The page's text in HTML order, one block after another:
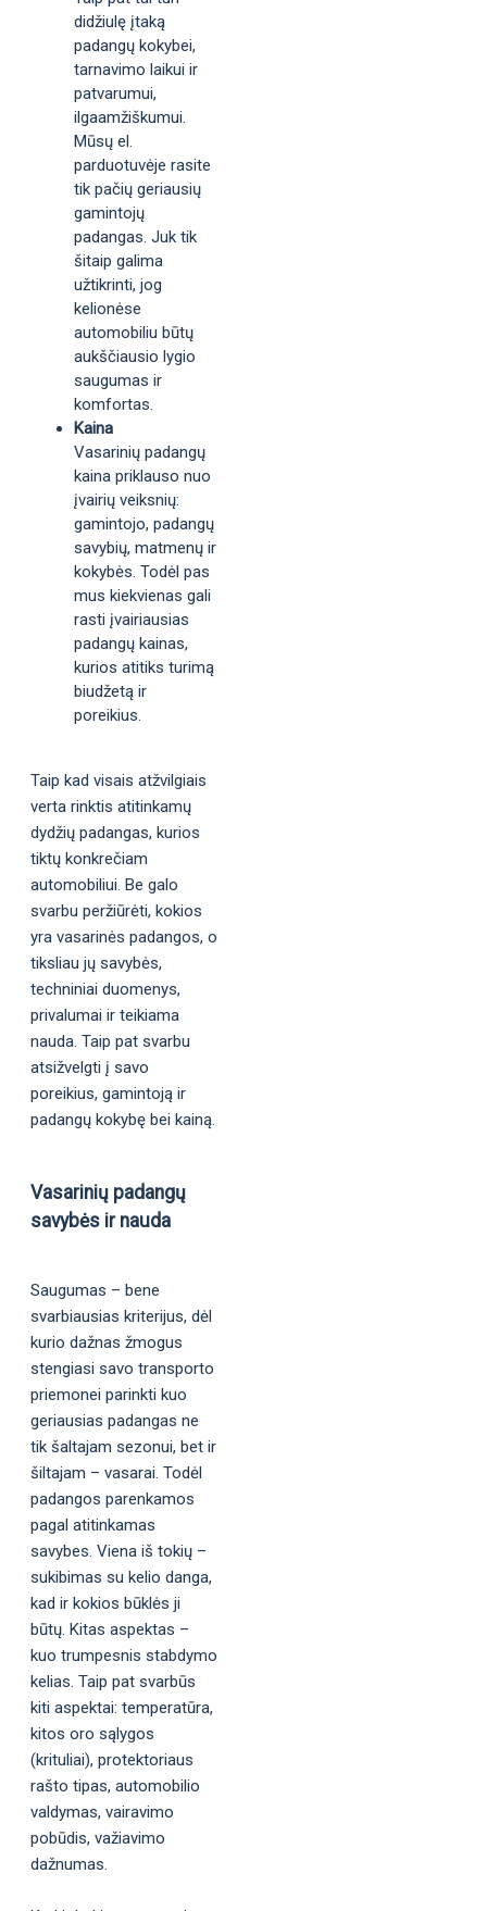
didžiulę įtaką
padangų kokybei,
tarnavimo laikui ir
patvarumui,
ilgaamžiškumui.
Mūsų el.
parduotuvėje rasite
tik pačių geriausių
gamintojų
padangas. Juk tik
šitaip galima
užtikrinti, jog
kelionėse
automobiliu būtų
aukščiausio lygio
saugumas ir
komfortas.
Kaina
Vasarinių padangų
kaina priklauso nuo
įvairių veiksnių:
gamintojo, padangų
savybių, matmenų ir
kokybės. Todėl pas
mus kiekvienas gali
rasti įvairiausias
padangų kainas,
kurios atitiks turimą
biudžetą ir
poreikius.
Taip kad visais atžvilgiais
verta rinktis atitinkamų
dydžių padangas, kurios
tiktų konkrečiam
automobiliui. Be galo
svarbu peržiūrėti, kokios
yra vasarinės padangos, o
tiksliau jų savybės,
techniniai duomenys,
privalumai ir teikiama
nauda. Taip pat svarbu
atsižvelgti į savo
poreikius, gamintoją ir
padangų kokybę bei kainą.
Vasarinių padangų
savybės ir nauda
Saugumas – bene
svarbiausias kriterijus, dėl
kurio dažnas žmogus
stengiasi savo transporto
priemonei parinkti kuo
geriausias padangas ne
tik šaltajam sezonui, bet ir
šiltajam – vasarai. Todėl
padangos parenkamos
pagal atitinkamas
savybes. Viena iš tokių –
sukibimas su kelio danga,
kad ir kokios būklės ji
būtų. Kitas aspektas –
kuo trumpesnis stabdymo
kelias. Taip pat svarbūs
kiti aspektai: temperatūra,
kitos oro sąlygos
(krituliai), protektoriaus
rašto tipas, automobilio
valdymas, vairavimo
pobūdis, važiavimo
dažnumas.